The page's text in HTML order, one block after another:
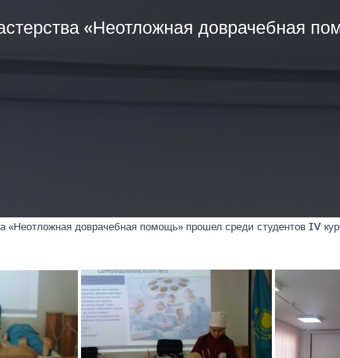
«Неотложная доврачебная
«Неотложная доврачебная помощь» прошел среди студентов IV